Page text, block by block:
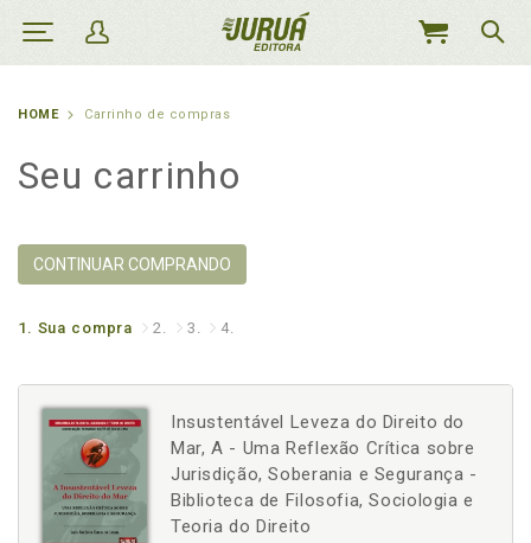
MEU
HOME Carrinho de compras
Seu carrinho
CONTINUAR COMPRANDO
1. Sua compra 2. 3. 4.
Insustentável Leveza do Direito do
Mar, A - Uma Reflexão Crítica sobre
Jurisdição, Soberania e Segurança -
Biblioteca de Filosofia, Sociologia e
Teoria do Direito